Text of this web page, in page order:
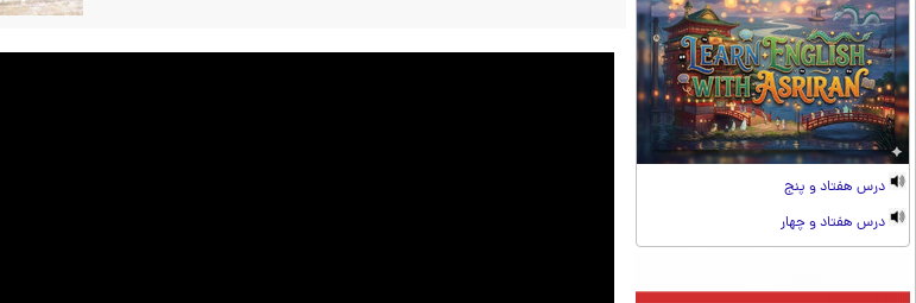
درس هفتاد و پنج
درس هفتاد و چهار